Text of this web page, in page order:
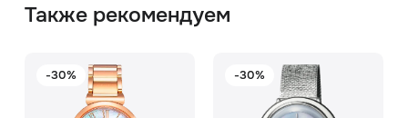
Также рекомендуем
-30% -30%